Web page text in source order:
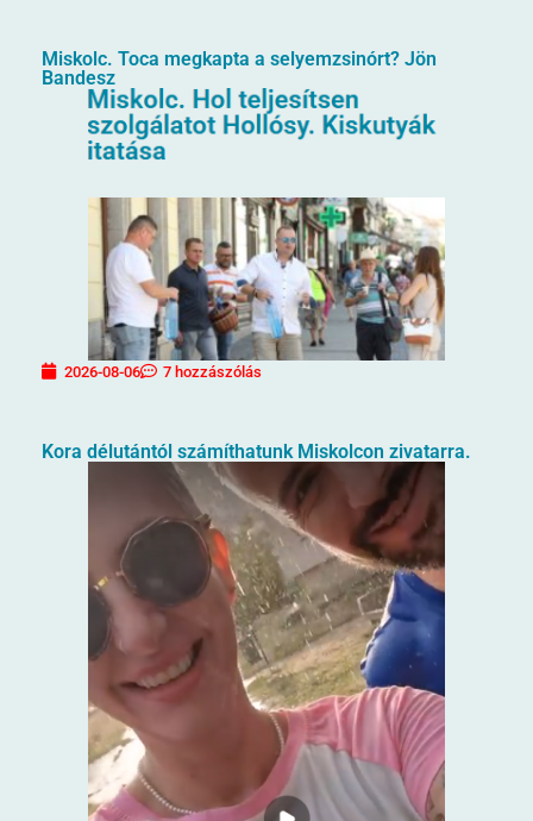
Miskolc. Toca megkapta a selyemzsinórt? Jön
Bandesz
2026-08-06 7 hozzászólás
Kora délutántól számíthatunk Miskolcon zivatarra.